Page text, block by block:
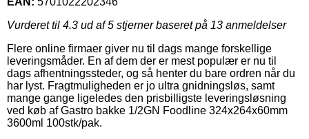
Vurderet til 4.3 ud af 5 stjerner baseret på 13 anmeldelser
Flere online firmaer giver nu til dags mange forskellige
leveringsmåder. En af dem der er mest populær er nu til
dags afhentningssteder, og så henter du bare ordren når du
har lyst. Fragtmuligheden er jo ultra gnidningsløs, samt
mange gange ligeledes den prisbilligste leveringsløsning
ved køb af Gastro bakke 1/2GN Foodline 324x264x60mm
3600ml 100stk/pak.